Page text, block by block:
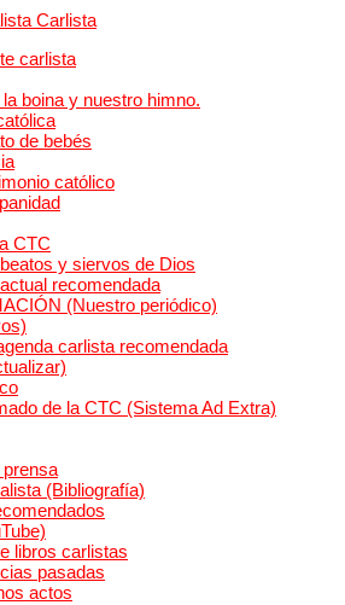
carlista
boina y nuestro himno.
de bebés
católico
CTC
y siervos de Dios
recomendada
(Nuestro periódico)
carlista recomendada
de la CTC (Sistema Ad Extra)
(Bibliografía)
libros carlistas
pasadas
actos